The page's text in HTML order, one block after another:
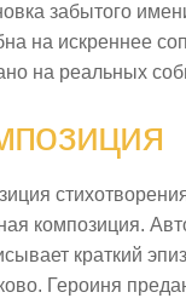
забытого
на искреннее
на реальных
композиция.
краткий
Героиня